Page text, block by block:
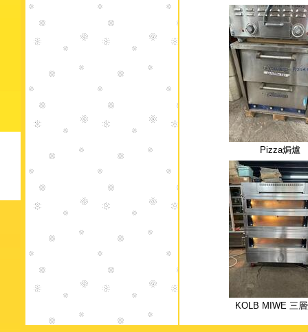
Pizza焗爐
KOLB MIWE 三